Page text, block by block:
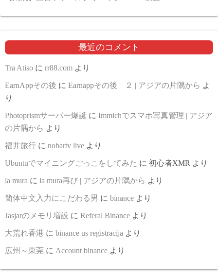
最近のコメント
Tra Atiso に rr88.com より
EarnAppその後 に Earnappその後 ２ | アジアの片隅から よ
り
Photoprismサーバー爆誕 に Immichでスマホ写真管理 | アジア
の片隅から より
福井旅行 に nobartv live より
Ubuntuでマイニングごっこをしてみた に 初心者XMR より
la mura に la mura再び | アジアの片隅から より
簡体中文入力にこだわる男 に binance より
Jasjarのメモリ増設 に Referal Binance より
大荒れ香港 に binance us registracija より
広州～東莞 に Account binance より